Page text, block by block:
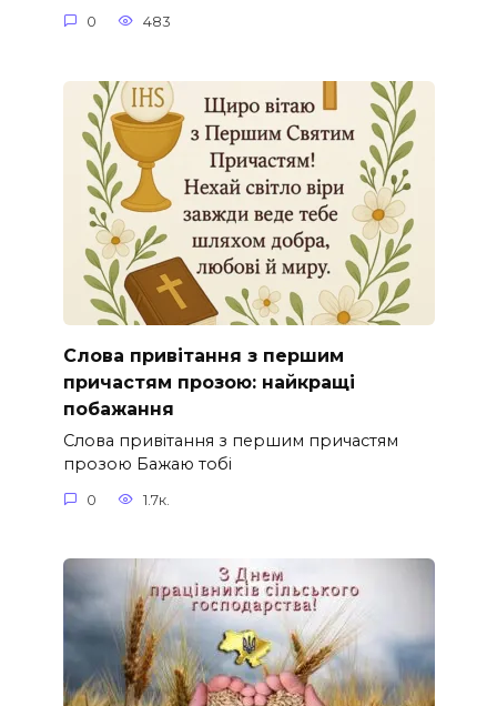
0 483
Слова привітання з першим
причастям прозою: найкращі
побажання
Слова привітання з першим причастям
прозою Бажаю тобі
0 1.7к.